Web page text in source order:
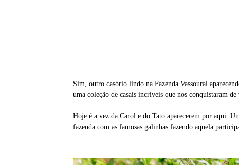
Sim, outro casório lindo na Fazenda Vassoural
uma coleção de casais incríveis que nos conquistaram de
Hoje é a vez da Carol e do Tato aparecerem por aqui.
fazenda com as famosas galinhas fazendo aquela